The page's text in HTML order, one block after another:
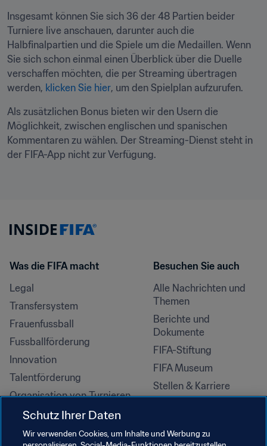
Insgesamt können Sie sich 36 der 48 Partien beider
Turniere live anschauen, darunter auch die
Halbfinalpartien und die Spiele um die Medaillen. Wenn
Sie sich schon einmal einen Überblick über die Duelle
verschaffen möchten, die per Streaming übertragen
werden, klicken Sie hier, um den Spielplan aufzurufen.
Als zusätzlichen Bonus bieten wir den Usern die
Möglichkeit, zwischen englischen und spanischen
Kommentaren zu wählen. Der Streaming-Dienst steht in
der FIFA-App nicht zur Verfügung.
Was die FIFA macht
Legal
Transfersystem
Frauenfussball
Fussballförderung
Innovation
Talentförderung
Organisation von Turnieren
Nachhaltigkeit
Menschenrechte und
Besuchen Sie auch
Alle Nachrichten und
Themen
Berichte und
Dokumente
FIFA-Stiftung
FIFA Museum
Stellen & Karriere
Schutz Ihrer Daten
Wir verwenden Cookies, um Inhalte und Werbung zu